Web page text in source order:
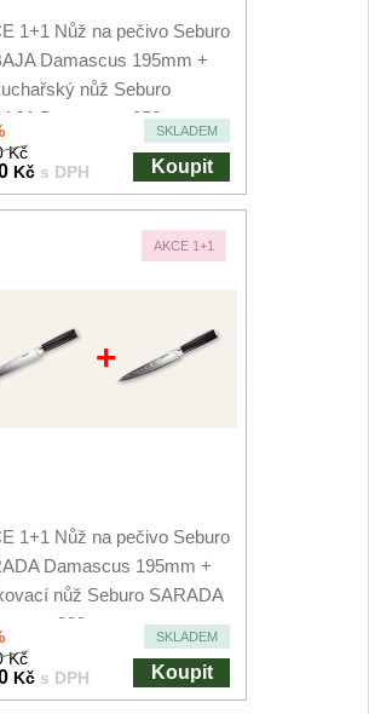
1+1 Nůž na pečivo Seburo
Damascus 195mm +
nůž Seburo
Damascus 250mm
SKLADEM
Kč
Kč s DPH Koupit
AKCE 1+1
+
1+1 Nůž na pečivo Seburo
Damascus 195mm +
nůž Seburo SARADA
200mm
SKLADEM
Kč
Kč s DPH Koupit